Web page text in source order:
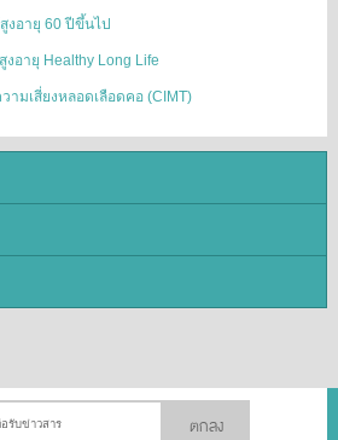
งอายุ 60 ปีขึ้นไป
อายุ Healthy Long Life
ามเสี่ยงหลอดเลือดคอ (CIMT)
ตกลง